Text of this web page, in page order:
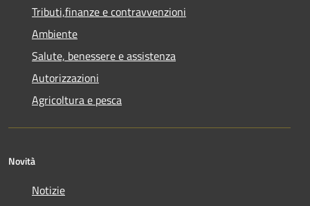
Tributi,finanze e contravvenzioni
Ambiente
Salute, benessere e assistenza
Autorizzazioni
Agricoltura e pesca
Novità
Notizie